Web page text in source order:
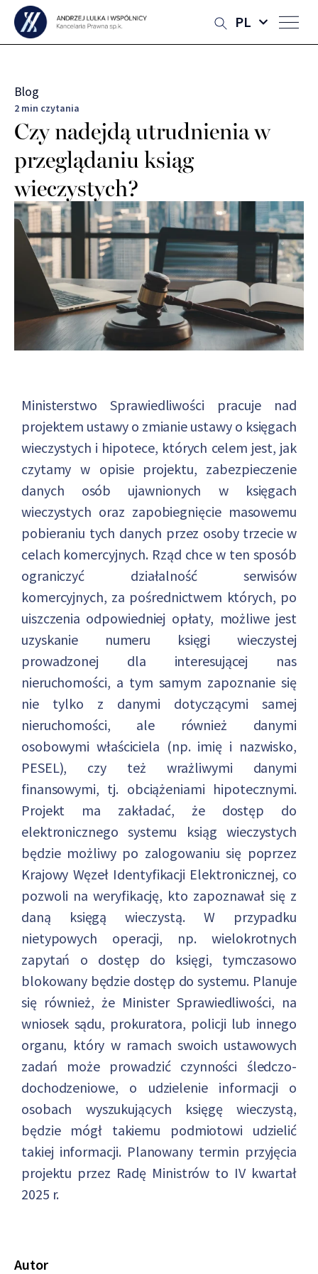
PL
Blog
2 min czytania
Czy nadejdą utrudnienia w
przeglądaniu ksiąg
wieczystych?
Autor
Ministerstwo Sprawiedliwości pracuje nad
projektem ustawy o zmianie ustawy o księgach
wieczystych i hipotece, których celem jest, jak
czytamy w opisie projektu, zabezpieczenie
danych osób ujawnionych w księgach
wieczystych oraz zapobiegnięcie masowemu
pobieraniu tych danych przez osoby trzecie w
celach komercyjnych. Rząd chce w ten sposób
ograniczyć działalność serwisów
komercyjnych, za pośrednictwem których, po
uiszczenia odpowiedniej opłaty, możliwe jest
uzyskanie numeru księgi wieczystej
prowadzonej dla interesującej nas
nieruchomości, a tym samym zapoznanie się
nie tylko z danymi dotyczącymi samej
nieruchomości, ale również danymi
osobowymi właściciela (np. imię i nazwisko,
PESEL), czy też wrażliwymi danymi
finansowymi, tj. obciążeniami hipotecznymi.
Projekt ma zakładać, że dostęp do
elektronicznego systemu ksiąg wieczystych
będzie możliwy po zalogowaniu się poprzez
Krajowy Węzeł Identyfikacji Elektronicznej, co
pozwoli na weryfikację, kto zapoznawał się z
daną księgą wieczystą. W przypadku
nietypowych operacji, np. wielokrotnych
zapytań o dostęp do księgi, tymczasowo
blokowany będzie dostęp do systemu. Planuje
się również, że Minister Sprawiedliwości, na
wniosek sądu, prokuratora, policji lub innego
organu, który w ramach swoich ustawowych
zadań może prowadzić czynności śledczo-
dochodzeniowe, o udzielenie informacji o
osobach wyszukujących księgę wieczystą,
będzie mógł takiemu podmiotowi udzielić
takiej informacji. Planowany termin przyjęcia
projektu przez Radę Ministrów to IV kwartał
2025 r.